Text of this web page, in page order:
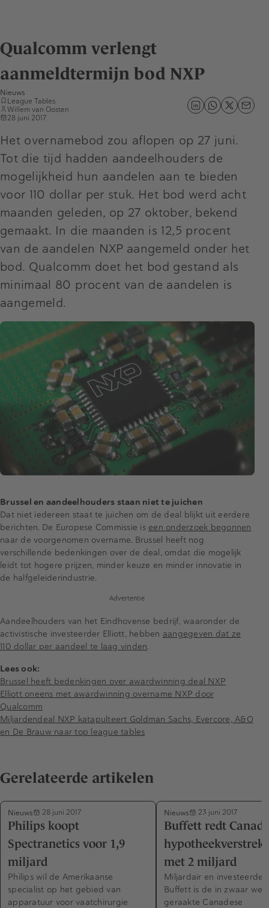
Qualcomm verlengt
aanmeldtermijn bod NXP
Nieuws
League Tables
Willem van Oosten
28 juni 2017
Het overnamebod zou aflopen op 27 juni.
Tot die tijd hadden aandeelhouders de
mogelijkheid hun aandelen aan te bieden
voor 110 dollar per stuk. Het bod werd acht
maanden geleden, op 27 oktober, bekend
gemaakt. In die maanden is 12,5 procent
van de aandelen NXP aangemeld onder het
bod. Qualcomm doet het bod gestand als
minimaal 80 procent van de aandelen is
aangemeld.
Brussel en aandeelhouders staan niet te juichen
Dat niet iedereen staat te juichen om de deal blijkt uit eerdere
berichten. De Europese Commissie is een onderzoek begonnen
naar de voorgenomen overname. Brussel heeft nog
verschillende bedenkingen over de deal, omdat die mogelijk
leidt tot hogere prijzen, minder keuze en minder innovatie in
de halfgeleiderindustrie.
Advertentie
Aandeelhouders van het Eindhovense bedrijf, waaronder de
activistische investeerder Elliott, hebben aangegeven dat ze
110 dollar per aandeel te laag vinden.
Lees ook:
Brussel heeft bedenkingen over awardwinning deal NXP
Elliott oneens met awardwinning overname NXP door
Qualcomm
Miljardendeal NXP katapulteert Goldman Sachs, Evercore, A&O
en De Brauw naar top league tables
Gerelateerde artikelen
Nieuws 28 juni 2017
Philips koopt
Spectranetics voor 1,9
miljard
Philips wil de Amerikaanse
specialist op het gebied van
apparatuur voor vaatchirurgie
Nieuws 23 juni 2017
Buffett redt
met 2 miljard
Miljardair en investeerder
Buffett is de in zwaar
geraakte Canadese